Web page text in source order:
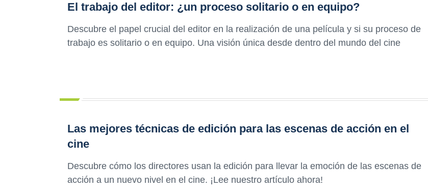
El trabajo del editor: ¿un proceso solitario o en equipo?
Descubre el papel crucial del editor en la realización de una película y si su proceso de
trabajo es solitario o en equipo. Una visión única desde dentro del mundo del cine
Las mejores técnicas de edición para las escenas de acción en el
cine
Descubre cómo los directores usan la edición para llevar la emoción de las escenas de
acción a un nuevo nivel en el cine. ¡Lee nuestro artículo ahora!